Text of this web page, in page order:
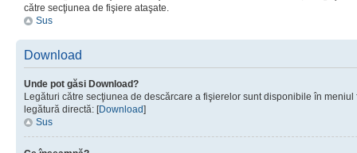
către secţiunea de fişiere ataşate.
Sus
Download
Unde pot găsi Download?
Legături către secţiunea de descărcare a fişierelor sunt disponibile în
legătură directă: [Download]
Sus